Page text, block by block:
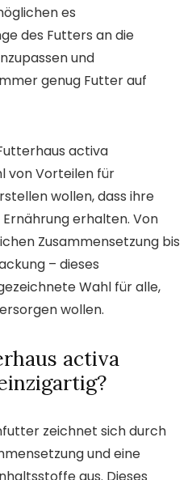
es
des Futters an die
und
genug Futter auf
activa
von Vorteilen für
wollen, dass ihre
erhalten. Von
Zusammensetzung bis
– dieses
Wahl für alle,
wollen.
activa
zeichnet sich durch
und eine
aus. Dieses